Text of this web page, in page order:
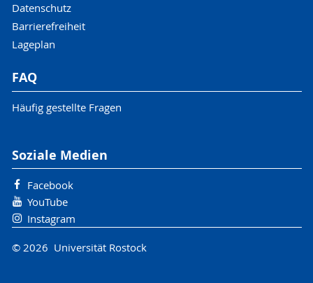
Datenschutz
Barrierefreiheit
Lageplan
FAQ
Häufig gestellte Fragen
Soziale Medien
Facebook
YouTube
Instagram
© 2026 Universität Rostock